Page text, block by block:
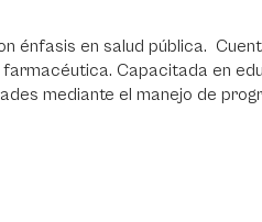
énfasis en salud pública.
Capacitada en
mediante el manejo de